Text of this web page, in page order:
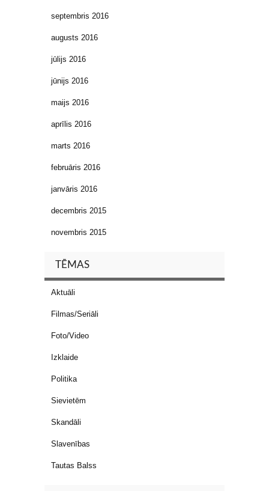
septembris 2016
augusts 2016
jūlijs 2016
jūnijs 2016
maijs 2016
aprīlis 2016
marts 2016
februāris 2016
janvāris 2016
decembris 2015
novembris 2015
TĒMAS
Aktuāli
Filmas/Seriāli
Foto/Video
Izklaide
Politika
Sievietēm
Skandāli
Slavenības
Tautas Balss